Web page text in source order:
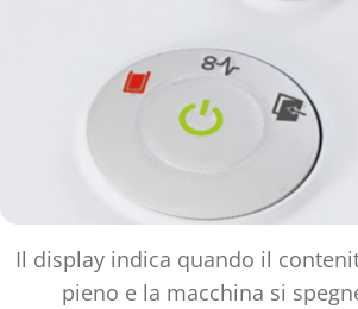
Il display indica quando il
pieno e la macchina si